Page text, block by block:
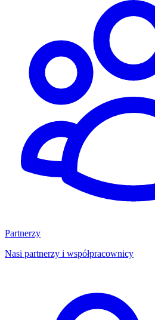
Partnerzy
Nasi partnerzy i współpracownicy